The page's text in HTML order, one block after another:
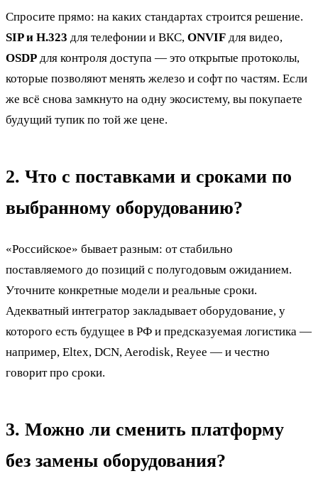
Спросите прямо: на каких стандартах строится решение.
SIP и H.323 для телефонии и ВКС, ONVIF для видео,
OSDP для контроля доступа — это открытые протоколы,
которые позволяют менять железо и софт по частям. Если
же всё снова замкнуто на одну экосистему, вы покупаете
будущий тупик по той же цене.
2. Что с поставками и сроками по
выбранному оборудованию?
«Российское» бывает разным: от стабильно
поставляемого до позиций с полугодовым ожиданием.
Уточните конкретные модели и реальные сроки.
Адекватный интегратор закладывает оборудование, у
которого есть будущее в РФ и предсказуемая логистика —
например, Eltex, DCN, Aerodisk, Reyee — и честно
говорит про сроки.
3. Можно ли сменить платформу
без замены оборудования?